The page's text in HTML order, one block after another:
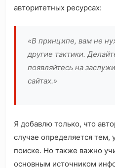
авторитетных ресурсах:
«В принципе, вам не
другие тактики.
появляйтесь на
сайтах.»
Я добавлю только, что
случае определяется тем,
поиске. Но также важно
основным источником